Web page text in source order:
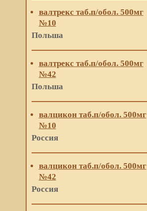
валтрекс таб.п/обол. 500мг
№10
Польша
валтрекс таб.п/обол. 500мг
№42
Польша
валцикон таб.п/обол. 500мг
№10
Россия
валцикон таб.п/обол. 500мг
№42
Россия